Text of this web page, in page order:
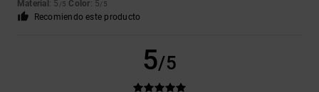
Material : 5 /5 Color: 5/5
Recomiendo este producto
5/5